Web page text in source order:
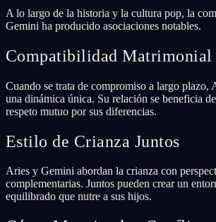
A lo largo de la historia y la cultura pop, la
Gemini ha producido asociaciones notables.
Compatibilidad Matrimonial
Cuando se trata de compromiso a largo plazo,
una dinámica única. Su relación se beneficia
respeto mutuo por sus diferencias.
Estilo de Crianza Juntos
Aries y Gemini abordan la crianza con
complementarias. Juntos pueden crear un
equilibrado que nutre a sus hijos.